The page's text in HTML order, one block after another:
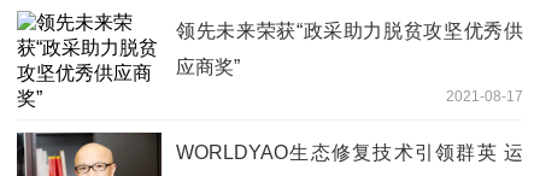
领先未来荣获“政采助力脱贫攻坚优秀供
应商奖”
2021-08-17
WORLDYAO生态修复技术引领群英 运